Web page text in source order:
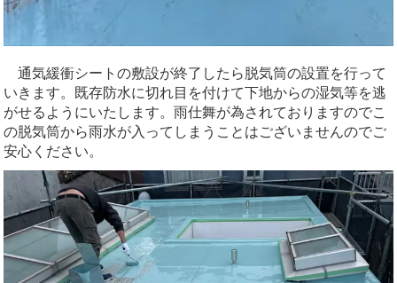
通気緩衝シートの敷設が終了したら脱気筒の設置を行って
いきます。既存防水に切れ目を付けて下地からの湿気等を逃
がせるようにいたします。雨仕舞が為されておりますのでこ
の脱気筒から雨水が入ってしまうことはございませんのでご
安心ください。